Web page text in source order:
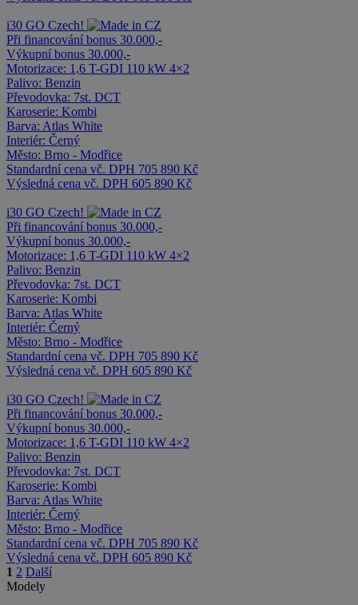
i30 GO Czech!
Při financování bonus 30.000,-
Výkupní bonus 30.000,-
Motorizace: 1,6 T-GDI 110 kW 4×2
Palivo: Benzin
Převodovka: 7st. DCT
Karoserie: Kombi
Barva: Atlas White
Interiér: Černý
Město: Brno - Modřice
Standardní cena vč. DPH 705 890 Kč
Výsledná cena vč. DPH 605 890 Kč
i30 GO Czech!
Při financování bonus 30.000,-
Výkupní bonus 30.000,-
Motorizace: 1,6 T-GDI 110 kW 4×2
Palivo: Benzin
Převodovka: 7st. DCT
Karoserie: Kombi
Barva: Atlas White
Interiér: Černý
Město: Brno - Modřice
Standardní cena vč. DPH 705 890 Kč
Výsledná cena vč. DPH 605 890 Kč
i30 GO Czech!
Při financování bonus 30.000,-
Výkupní bonus 30.000,-
Motorizace: 1,6 T-GDI 110 kW 4×2
Palivo: Benzin
Převodovka: 7st. DCT
Karoserie: Kombi
Barva: Atlas White
Interiér: Černý
Město: Brno - Modřice
Standardní cena vč. DPH 705 890 Kč
Výsledná cena vč. DPH 605 890 Kč
1 2 Další
Modely